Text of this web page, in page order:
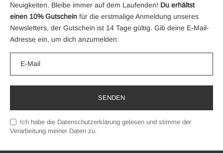
Neuigkeiten. Bleibe immer auf dem Laufenden! Du erhältst
einen 10% Gutschein für die erstmalige Anmeldung unseres
Newsletters, der Gutschein ist 14 Tage gültig. Gib deine E-Mail-
Adresse ein, um dich anzumelden:
Ich habe die Datenschutzerklärung gelesen und stimme der
Verarbeitung meiner Daten zu.